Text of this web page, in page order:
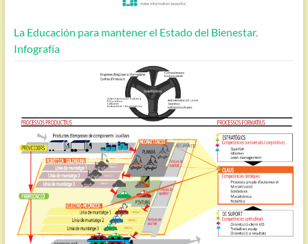
La Educación para mantener el Estado del Bienestar.
Infografía